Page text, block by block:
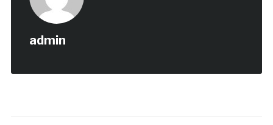
admin